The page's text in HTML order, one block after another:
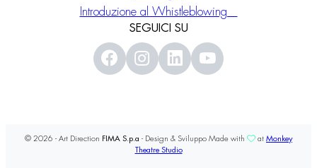
Introduzione al Whistleblowing
SEGUICI SU
© 2026 - Art Direction FIMA S.p.a - Design & Sviluppo Made with at Monkey
Theatre Studio